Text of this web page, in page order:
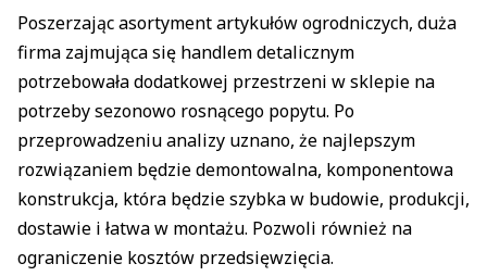
Poszerzając asortyment artykułów ogrodniczych, duża
firma zajmująca się handlem detalicznym
potrzebowała dodatkowej przestrzeni w sklepie na
potrzeby sezonowo rosnącego popytu. Po
przeprowadzeniu analizy uznano, że najlepszym
rozwiązaniem będzie demontowalna, komponentowa
konstrukcja, która będzie szybka w budowie, produkcji,
dostawie i łatwa w montażu. Pozwoli również na
ograniczenie kosztów przedsięwzięcia.